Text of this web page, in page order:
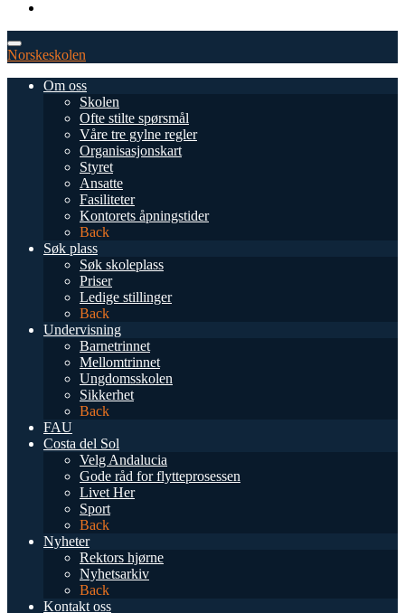
Norskeskolen
Om oss
Skolen
Ofte stilte spørsmål
Våre tre gylne regler
Organisasjonskart
Styret
Ansatte
Fasiliteter
Kontorets åpningstider
Back
Søk plass
Søk skoleplass
Priser
Ledige stillinger
Back
Undervisning
Barnetrinnet
Mellomtrinnet
Ungdomsskolen
Sikkerhet
Back
FAU
Costa del Sol
Velg Andalucia
Gode råd for flytteprosessen
Livet Her
Sport
Back
Nyheter
Rektors hjørne
Nyhetsarkiv
Back
Kontakt oss